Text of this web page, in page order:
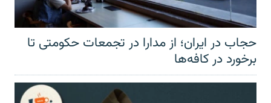
حجاب در ایران؛ از مدارا در تجمعات حکومتی تا
برخورد در کافه‌ها